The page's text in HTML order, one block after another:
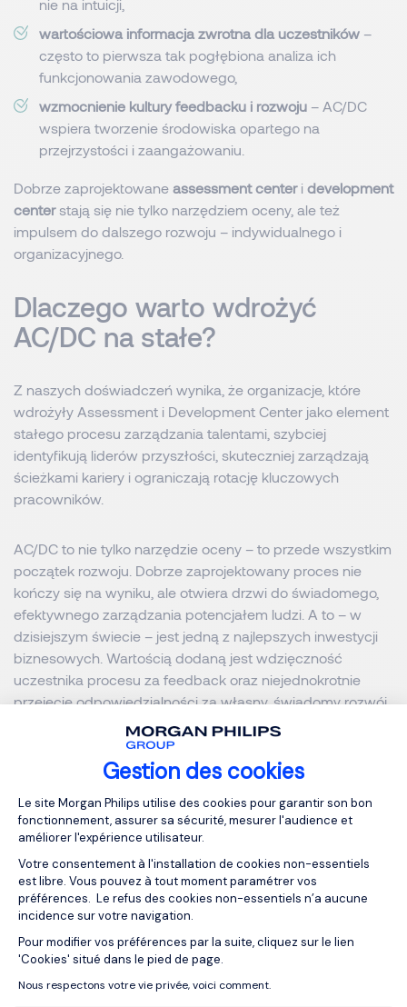
Gestion des cookies
Plateforme de Gestion du
Le site Morgan Philips utilise des cookies pour garantir son bon
fonctionnement, assurer sa sécurité, mesurer l'audience et
améliorer l'expérience utilisateur.
Votre consentement à l'installation de cookies non-essentiels
est libre. Vous pouvez à tout moment paramétrer vos
préférences. Le refus des cookies non-essentiels n’a aucune
incidence sur votre navigation.
Pour modifier vos préférences par la suite, cliquez sur le lien
'Cookies' situé dans le pied de page.
Nous respectons votre vie privée, voici comment.
Axeptio consent
nie na intuicji,
wartościowa informacja zwrotna dla uczestników –
często to pierwsza tak pogłębiona analiza ich
funkcjonowania zawodowego,
wzmocnienie kultury feedbacku i rozwoju – AC/DC
wspiera tworzenie środowiska opartego na
przejrzystości i zaangażowaniu.
Dobrze zaprojektowane assessment centeri development
centerstają się nie tylko narzędziem oceny, ale też
impulsem do dalszego rozwoju – indywidualnego i
organizacyjnego.
Dlaczego warto wdrożyć
AC/DC na stałe?
Z naszych doświadczeń wynika, że organizacje, które
wdrożyły Assessment i Development Center jako element
stałego procesu zarządzania talentami, szybciej
identyfikują liderów przyszłości, skuteczniej zarządzają
ścieżkami kariery i ograniczają rotację kluczowych
pracowników.
AC/DC to nie tylko narzędzie oceny – to przede wszystkim
początek rozwoju. Dobrze zaprojektowany proces nie
kończy się na wyniku, ale otwiera drzwi do świadomego,
efektywnego zarządzania potencjałem ludzi. A to – w
dzisiejszym świecie – jest jedną z najlepszych inwestycji
biznesowych. Wartością dodaną jest wdzięczność
uczestnika procesu za feedback oraz niejednokrotnie
przejęcie odpowiedzialności za własny, świadomy rozwój.
Chcesz dowiedzieć się, jak
mogą wspierać rozwój Twojej organizacji?
Skontaktuj się z nami, aby
poznać szczegóły i wdrożyć te
skuteczne narzędzia w swojej
firmie!
Często zadawane pytania